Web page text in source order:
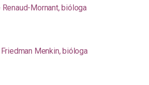
Renaud-Mornant, bióloga
Menkin, bióloga